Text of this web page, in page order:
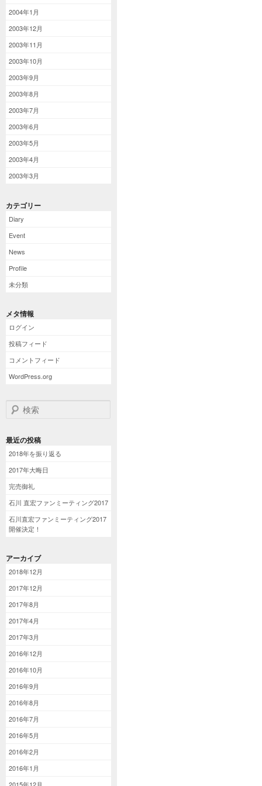
2004年1月
2003年12月
2003年11月
2003年10月
2003年9月
2003年8月
2003年7月
2003年6月
2003年5月
2003年4月
2003年3月
カテゴリー
Diary
Event
News
Profile
未分類
メタ情報
ログイン
投稿フィード
コメントフィード
WordPress.org
検索
最近の投稿
2018年を振り返る
2017年大晦日
完売御礼
石川 直宏ファンミーティング2017
石川直宏ファンミーティング2017
開催決定！
アーカイブ
2018年12月
2017年12月
2017年8月
2017年4月
2017年3月
2016年12月
2016年10月
2016年9月
2016年8月
2016年7月
2016年5月
2016年2月
2016年1月